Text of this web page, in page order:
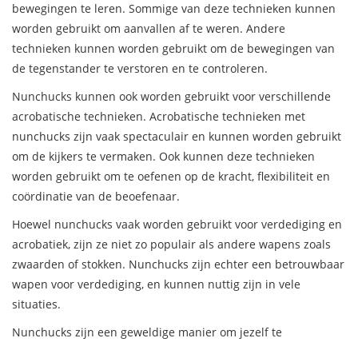
bewegingen te leren. Sommige van deze technieken kunnen
worden gebruikt om aanvallen af te weren. Andere
technieken kunnen worden gebruikt om de bewegingen van
de tegenstander te verstoren en te controleren.
Nunchucks kunnen ook worden gebruikt voor verschillende
acrobatische technieken. Acrobatische technieken met
nunchucks zijn vaak spectaculair en kunnen worden gebruikt
om de kijkers te vermaken. Ook kunnen deze technieken
worden gebruikt om te oefenen op de kracht, flexibiliteit en
coördinatie van de beoefenaar.
Hoewel nunchucks vaak worden gebruikt voor verdediging en
acrobatiek, zijn ze niet zo populair als andere wapens zoals
zwaarden of stokken. Nunchucks zijn echter een betrouwbaar
wapen voor verdediging, en kunnen nuttig zijn in vele
situaties.
Nunchucks zijn een geweldige manier om jezelf te